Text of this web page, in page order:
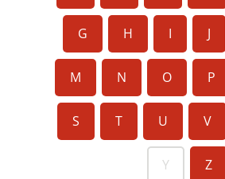
G H I J
M N O P
S T U V
Y Z